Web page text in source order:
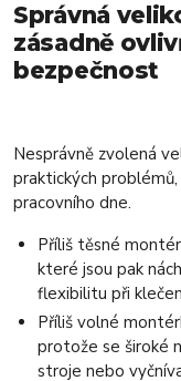
Správná
zásadně
bezpečnost
Nesprávně zvolená
praktických
pracovního dne.
Příliš těsné
které jsou pak
flexibilitu při
Příliš volné
protože se široké
stroje nebo